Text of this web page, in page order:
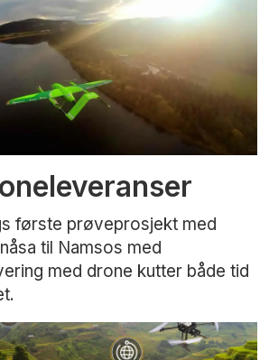
første prøveprosjekt med
til Namsos med
med drone kutter både tid